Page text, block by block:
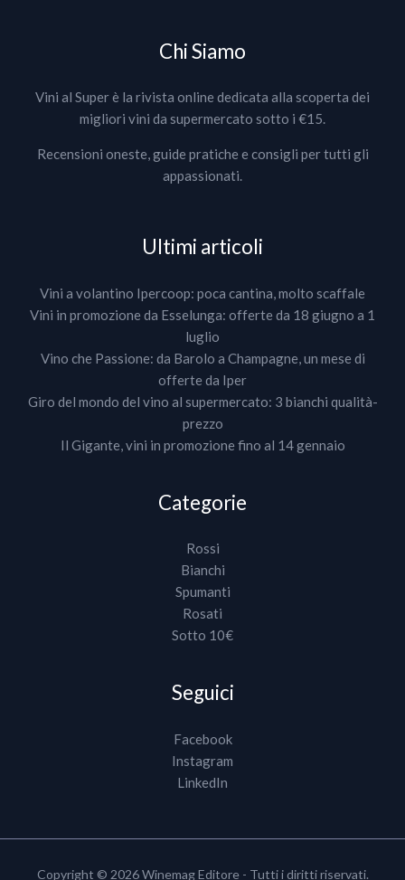
Chi Siamo
Vini al Super è la rivista online dedicata alla scoperta dei
migliori vini da supermercato sotto i €15.
Recensioni oneste, guide pratiche e consigli per tutti gli
appassionati.
Ultimi articoli
Vini a volantino Ipercoop: poca cantina, molto scaffale
Vini in promozione da Esselunga: offerte da 18 giugno a 1
luglio
Vino che Passione: da Barolo a Champagne, un mese di
offerte da Iper
Giro del mondo del vino al supermercato: 3 bianchi qualità-
prezzo
Il Gigante, vini in promozione fino al 14 gennaio
Categorie
Rossi
Bianchi
Spumanti
Rosati
Sotto 10€
Seguici
Facebook
Instagram
LinkedIn
Copyright © 2026 Winemag Editore - Tutti i diritti riservati.